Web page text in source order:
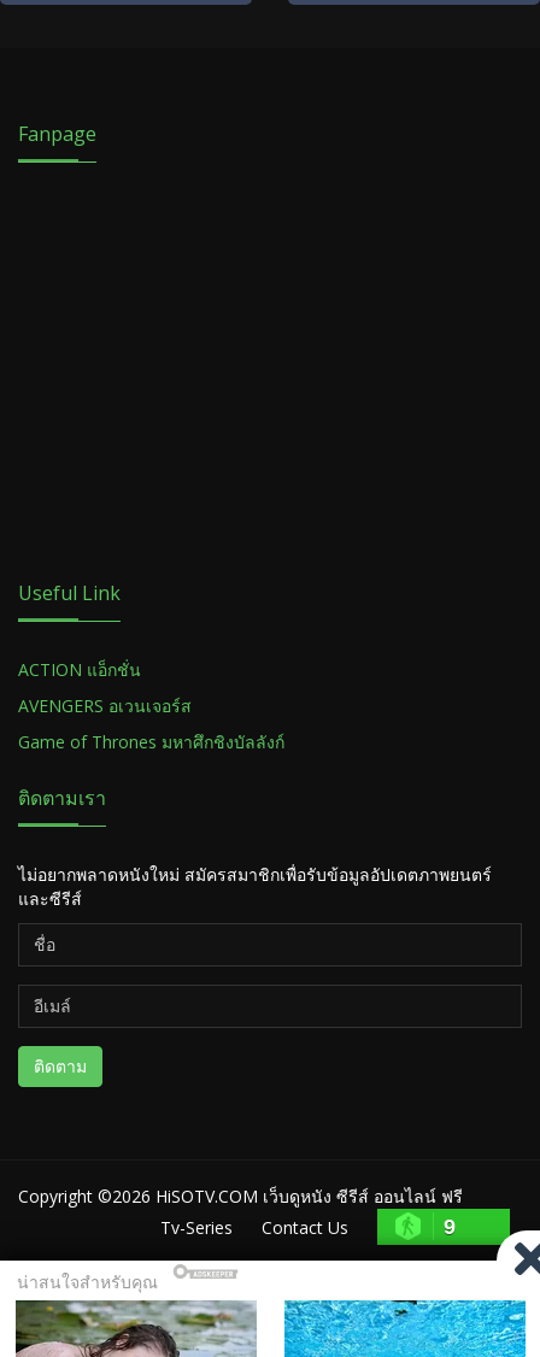
Fanpage
Useful Link
ACTION แอ็กชั่น
AVENGERS อเวนเจอร์ส
Game of Thrones มหาศึกชิงบัลลังก์
ติดตามเรา
ไม่อยากพลาดหนังใหม่ สมัครสมาชิกเพื่อรับข้อมูลอัปเดตภาพยนตร์
และซีรีส์
ติดตาม
Copyright ©2026 HiSOTV.COM เว็บดูหนัง ซีรีส์ ออนไลน์ ฟรี
Tv-Series
Contact Us 9